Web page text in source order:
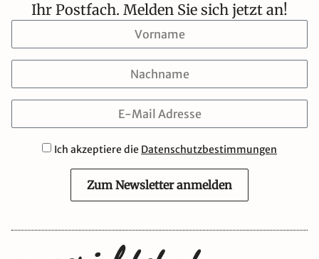
Ihr Postfach. Melden Sie sich jetzt an!
Ich akzeptiere die Datenschutzbestimmungen
Zum Newsletter anmelden